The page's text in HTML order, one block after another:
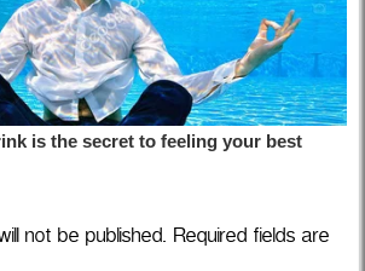
not be published. Required fields are